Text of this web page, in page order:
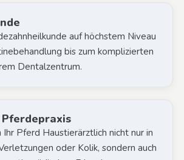
auf höchstem Niveau
bis zum komplizierten
Dentalzentrum.
Pferd Haustierärztlich nicht nur in
oder Kolik, sondern auch